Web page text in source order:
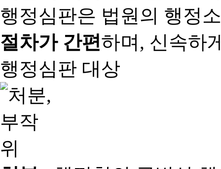
행정심판은 법원의 행정
절차가 간편하며, 신속하
행정심판 대상